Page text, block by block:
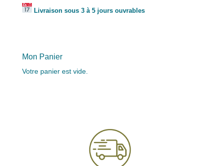
Livraison sous 3 à 5 jours ouvrables
Mon Panier
Votre panier est vide.